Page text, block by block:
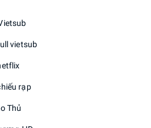
vietsub
rạp
Thủ